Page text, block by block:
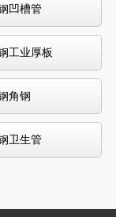
凹槽管
工业厚板
角钢
卫生管